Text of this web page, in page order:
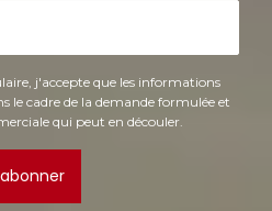
j'accepte que les informations
le cadre de la demande formulée et
qui peut en découler.